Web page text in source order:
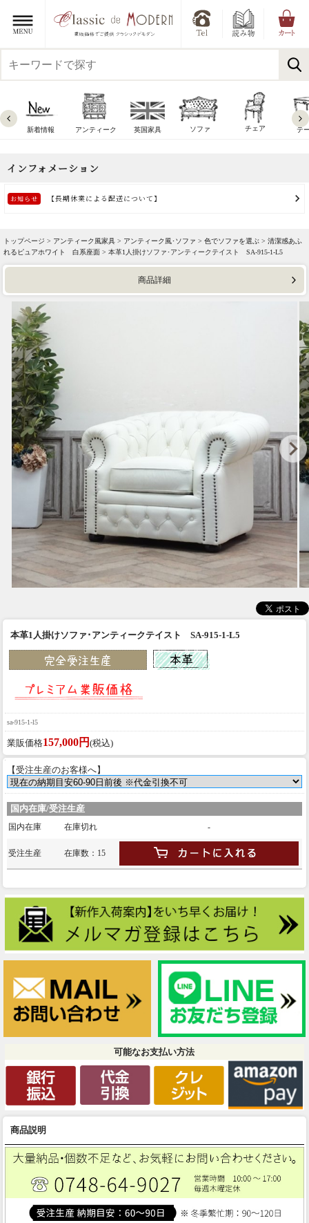
新着情報 アンティーク 英国家具 ソファ チェア テ
トップページ > アンティーク風家具 > アンティーク風･ソファ > 色でソファを選ぶ > 清潔感あふ
れるピュアホワイト 白系座面 > 本革1人掛けソファ･アンティークテイスト SA-915-1-L5
商品詳細
本革1人掛けソファ･アンティークテイスト SA-915-1-L5
sa-915-1-l5
業販価格157,000円 (税込)
【受注生産のお客様へ】
国内在庫/受注生産
国内在庫 在庫切れ -
受注生産 在庫数：15
可能なお支払い方法
商品説明